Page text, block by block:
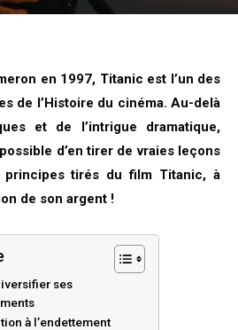
en 1997, Titanic est l’un des
de l’Histoire du cinéma. Au-delà
et de l’intrigue dramatique,
d’en tirer de vraies leçons
tirés du film Titanic, à
de son argent !
ses
à l’endettement